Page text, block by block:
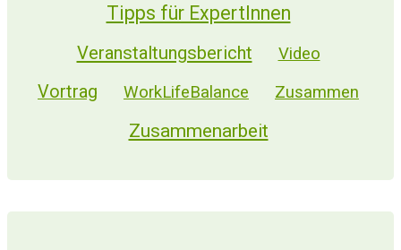
Tipps für ExpertInnen
Veranstaltungsbericht Video
Vortrag WorkLifeBalance Zusammen
Zusammenarbeit